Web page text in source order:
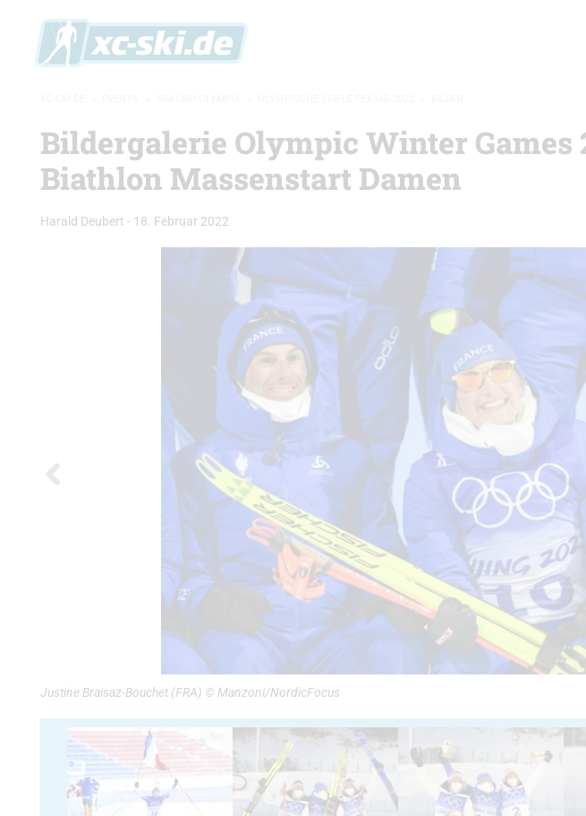
Bildergalerie Olympic Winter Games
Biathlon Massenstart Damen
Harald Deubert - 18. Februar 2022
Justine Braisaz-Bouchet (FRA) © Manzoni/NordicFocus